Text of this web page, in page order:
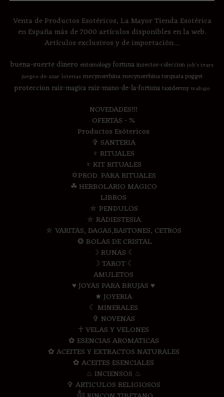
Venta de Productos Esotéricos, La Mayor Tienda Esotérica
en España más de 7000 artículos disponibles en la web.
Artículos exclusivos y de importación....
buena-suertedinero entomologyfortunainsectos-coleccion job's tears
juegos-de-azar loterias mecynorrhinamecynorrhina torquata poggei
proteccion raiz-magica raiz-mano-de-la-fortunataxidermy trabajo
NOVEDADES!!!
OFERTAS - %
Productos Esótericos
✞ SANTERIA
♆ RITUALES
♆ KIT RITUALES
✡PROD. PARA RITUALES
☘ HERBOLARIO MAGICO
LIBROS
⛤ PENDULOS
⛤ RADIESTESIA
⛤ VARITAS, DAGAS,BASTONES, CETROS
❂ BOLAS DE CRISTAL
☽ RUNAS ☾
☽ TAROT ☾
AMULETOS
♥ JOYAS PARA BRUJAS ♥
★ JOYERIA
☾ MINERALES
✞ NOVENAS
☥ VELAS Y VELONES
✿ ESENCIAS AROMATICAS
✿ ACEITES Y EXTRACTOS NATURALES
✿ ACEITES ESENCIALES
♨ INCIENSOS ♨
✞ ARTICULOS RELIGIOSOS